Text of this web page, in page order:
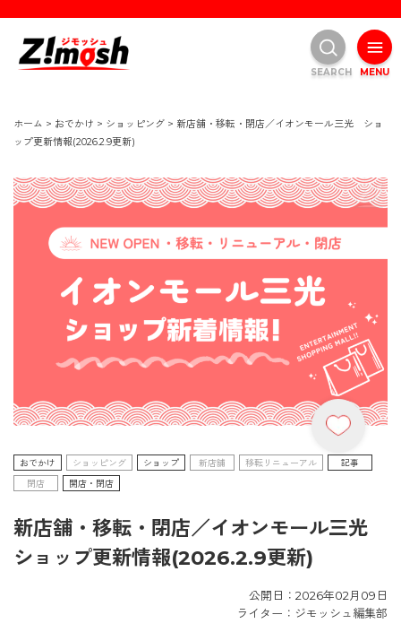
ホーム > おでかけ > ショッピング > 新店舗・移転・閉店／イオンモール三光 ショ
ップ更新情報(2026.2.9更新)
おでかけ ショッピング ショップ 新店舗 移転リニューアル
記事
閉店
開店・閉店
新店舗・移転・閉店／イオンモール三光
ショップ更新情報(2026.2.9更新)
公開日：2026年02月09日
ライター：ジモッシュ編集部
MENU
SEARCH